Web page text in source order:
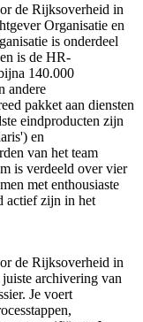
de Rijksoverheid in
Organisatie en
is onderdeel
is de HR-
140.000
andere
pakket aan diensten
eindproducten zijn
en
van het team
is verdeeld over vier
met enthousiaste
actief zijn in het
de Rijksoverheid in
archivering van
Je voert